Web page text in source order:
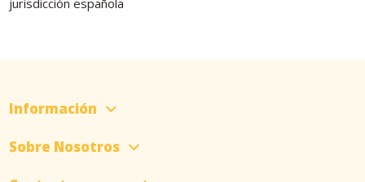
Información
Sobre Nosotros